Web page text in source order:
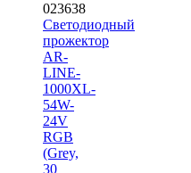
023638
Светодиодный
прожектор
AR-
LINE-
1000XL-
54W-
24V
RGB
(Grey,
30